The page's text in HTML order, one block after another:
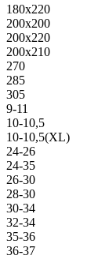
180х220
200х200
200х220
200х210
270
285
305
9-11
10-10,5
10-10,5(XL)
24-26
24-35
26-30
28-30
30-34
32-34
35-36
36-37